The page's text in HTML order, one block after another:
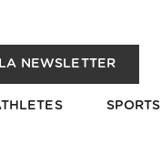
NEWSLETTER
SPORTS